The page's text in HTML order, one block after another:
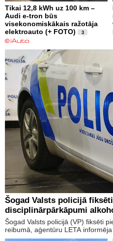
Tikai 12,8 kWh uz 100 km –
Audi e-tron būs
visekonomiskākais ražotāja
elektroauto (+ FOTO)
3
Šogad Valsts policijā
disciplinārpārkāpumi
Šogad Valsts policijā (VP) fiksēti
reibumā, aģentūru LETA informēja